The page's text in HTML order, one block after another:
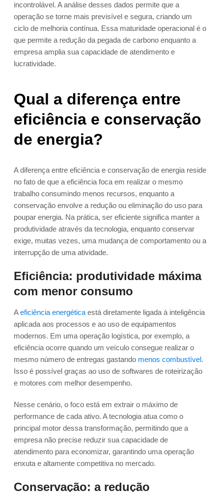
incontrolável. A análise desses dados permite que a
operação se torne mais previsível e segura, criando um
ciclo de melhoria contínua. Essa maturidade operacional é o
que permite a redução da pegada de carbono enquanto a
empresa amplia sua capacidade de atendimento e
lucratividade.
Qual a diferença entre
eficiência e conservação
de energia?
A diferença entre eficiência e conservação de energia reside
no fato de que a eficiência foca em realizar o mesmo
trabalho consumindo menos recursos, enquanto a
conservação envolve a redução ou eliminação do uso para
poupar energia. Na prática, ser eficiente significa manter a
produtividade através da tecnologia, enquanto conservar
exige, muitas vezes, uma mudança de comportamento ou a
interrupção de uma atividade.
Eficiência: produtividade máxima
com menor consumo
Aeficiência energética está diretamente ligada à inteligência
aplicada aos processos e ao uso de equipamentos
modernos. Em uma operação logística, por exemplo, a
eficiência ocorre quando um veículo consegue realizar o
mesmo número de entregas gastando menos combustível.
Isso é possível graças ao uso de softwares de roteirização
e motores com melhor desempenho.
Nesse cenário, o foco está em extrair o máximo de
performance de cada ativo. A tecnologia atua como o
principal motor dessa transformação, permitindo que a
empresa não precise reduzir sua capacidade de
atendimento para economizar, garantindo uma operação
enxuta e altamente competitiva no mercado.
Conservação: a redução